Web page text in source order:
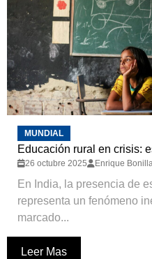
MUNDIAL
Educación rural en crisis:
26 octubre 2025 Enrique
En India, la presencia de
representa un fenómeno
marcado...
Leer Mas